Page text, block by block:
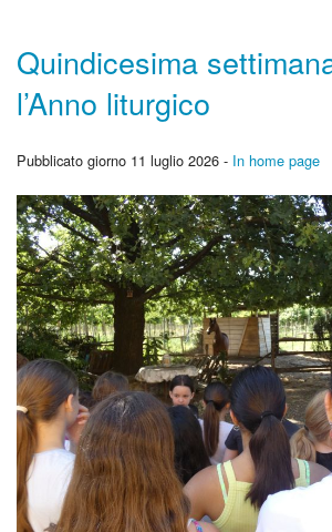
Quindicesima
l’Anno liturgico
Pubblicato giorno 11 luglio 2026 - In home page